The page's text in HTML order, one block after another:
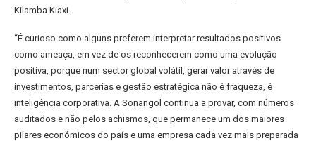
Kilamba Kiaxi.
“É curioso como alguns preferem interpretar resultados positivos
como ameaça, em vez de os reconhecerem como uma evolução
positiva, porque num sector global volátil, gerar valor através de
investimentos, parcerias e gestão estratégica não é fraqueza, é
inteligência corporativa. A Sonangol continua a provar, com números
auditados e não pelos achismos, que permanece um dos maiores
pilares económicos do país e uma empresa cada vez mais preparada